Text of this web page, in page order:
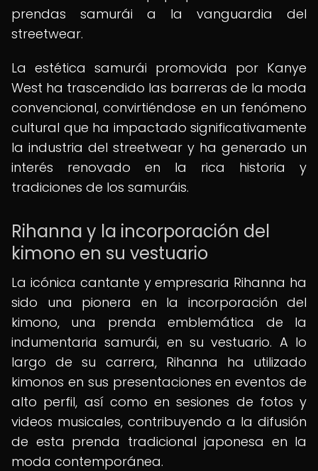
prendas samurái a la vanguardia del
streetwear.
La estética samurái promovida por Kanye
West ha trascendido las barreras de la moda
convencional, convirtiéndose en un fenómeno
cultural que ha impactado significativamente
la industria del streetwear y ha generado un
interés renovado en la rica historia y
tradiciones de los samuráis.
Rihanna y la incorporación del
kimono en su vestuario
La icónica cantante y empresaria Rihanna ha
sido una pionera en la incorporación del
kimono, una prenda emblemática de la
indumentaria samurái, en su vestuario. A lo
largo de su carrera, Rihanna ha utilizado
kimonos en sus presentaciones en eventos de
alto perfil, así como en sesiones de fotos y
videos musicales, contribuyendo a la difusión
de esta prenda tradicional japonesa en la
moda contemporánea.